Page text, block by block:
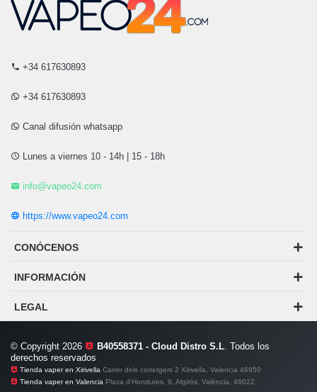
+34 617630893
+34 617630893
Canal difusión whatsapp
Lunes a viernes 10 - 14h | 15 - 18h
info@vapeo24.com
https://www.vapeo24.com
CONÓCENOS
INFORMACIÓN
LEGAL
© Copyright 2026 B40558371 - Cloud Distro S.L. Todos los
derechos reservados
Tienda vaper en Xirivella Carrer dels corretgers 2 Xirivella, Valencia 46950
Tienda vaper en Valencia Plaza d'Hondures, 9, Algirós, València, 46022